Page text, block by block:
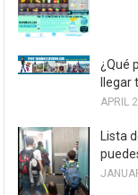
¿Qué
llegar
APRIL
Lista